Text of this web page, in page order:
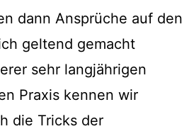
dann Ansprüche auf den
geltend gemacht
sehr langjährigen
Praxis kennen wir
die Tricks der